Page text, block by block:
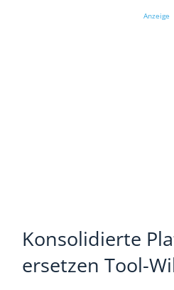
Anzeige
Konsolidierte
ersetzen Tool-